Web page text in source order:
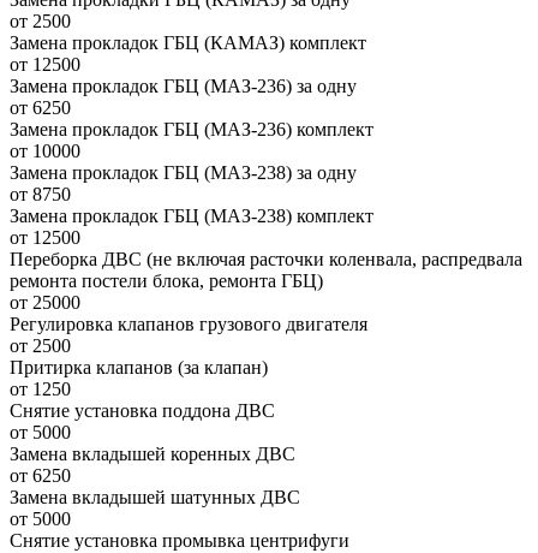
от 2500
Замена прокладок ГБЦ (КАМАЗ) комплект
от 12500
Замена прокладок ГБЦ (МАЗ-236) за одну
от 6250
Замена прокладок ГБЦ (МАЗ-236) комплект
от 10000
Замена прокладок ГБЦ (МАЗ-238) за одну
от 8750
Замена прокладок ГБЦ (МАЗ-238) комплект
от 12500
Переборка ДВС (не включая расточки коленвала, распредвала
ремонта постели блока, ремонта ГБЦ)
от 25000
Регулировка клапанов грузового двигателя
от 2500
Притирка клапанов (за клапан)
от 1250
Снятие установка поддона ДВС
от 5000
Замена вкладышей коренных ДВС
от 6250
Замена вкладышей шатунных ДВС
от 5000
Снятие установка промывка центрифуги